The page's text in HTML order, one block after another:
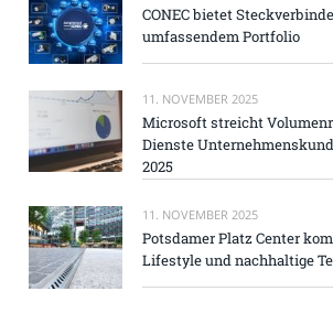
CONEC bietet
umfassendem Portfolio
11. NOVEMBER 2025
Microsoft streicht
Dienste
2025
11. NOVEMBER 2025
Potsdamer Platz Center
Lifestyle und nachhaltige